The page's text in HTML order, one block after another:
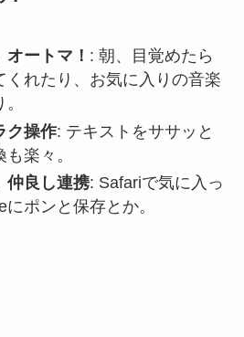
オートマ！ : 朝、目覚めたら
くれたり、お気に入りの音楽
ク操作: テキストをササッと
楽々。
仲良し連携: Safariで気に入っ
ポンと保存とか。